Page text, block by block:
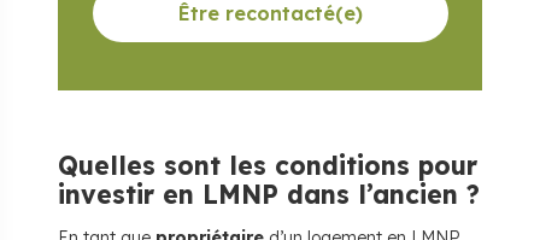
Être recontacté(e)
Quelles sont les conditions pour
investir en LMNP dans l’ancien ?